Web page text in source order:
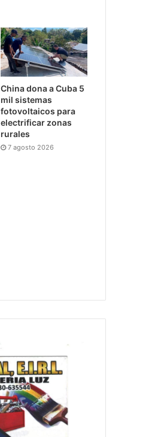
China dona a Cuba 5
mil sistemas
fotovoltaicos para
electrificar zonas
rurales
7 agosto 2026